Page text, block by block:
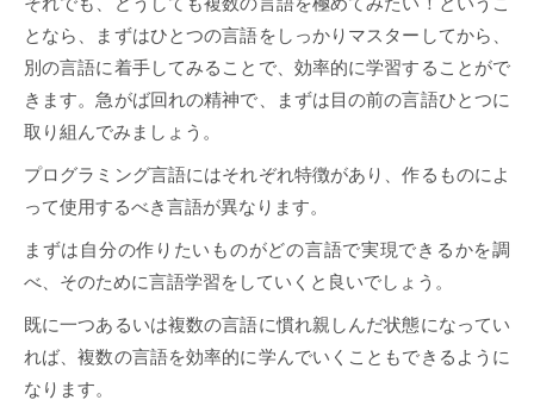
となら、まずはひとつの言語をしっかりマスターしてから、
別の言語に着手してみることで、効率的に学習することがで
きます。急がば回れの精神で、まずは目の前の言語ひとつに
取り組んでみましょう。
プログラミング言語にはそれぞれ特徴があり、作るものによ
って使用するべき言語が異なります。
まずは自分の作りたいものがどの言語で実現できるかを調
べ、そのために言語学習をしていくと良いでしょう。
既に一つあるいは複数の言語に慣れ親しんだ状態になってい
れば、複数の言語を効率的に学んでいくこともできるように
なります。